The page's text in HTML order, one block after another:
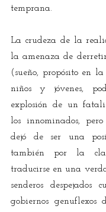
temprana.
La crudeza de la
la amenaza de
(sueño, propósito en
niños y jóvenes,
explosión de un
los innominados,
dejó de ser una
también por la
traducirse en una
senderos despejados
gobiernos genuflexos